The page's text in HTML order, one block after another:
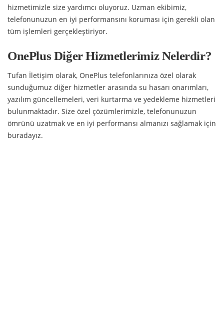
hizmetimizle size yardımcı oluyoruz. Uzman ekibimiz,
telefonunuzun en iyi performansını koruması için gerekli olan
tüm işlemleri gerçekleştiriyor.
OnePlus Diğer Hizmetlerimiz Nelerdir?
Tufan İletişim olarak, OnePlus telefonlarınıza özel olarak
sunduğumuz diğer hizmetler arasında su hasarı onarımları,
yazılım güncellemeleri, veri kurtarma ve yedekleme hizmetleri
bulunmaktadır. Size özel çözümlerimizle, telefonunuzun
ömrünü uzatmak ve en iyi performansı almanızı sağlamak için
buradayız.